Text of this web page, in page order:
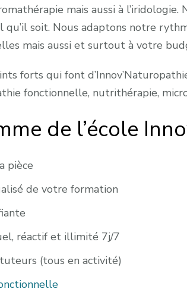
mais aussi à
qu’il soit. Nous adaptons notre
mais aussi et surtout à votre
forts qui font
fonctionnelle, nutrithérapie,
de l’école
pièce
de votre formation
réactif et illimité 7j/7
(tous en activité)